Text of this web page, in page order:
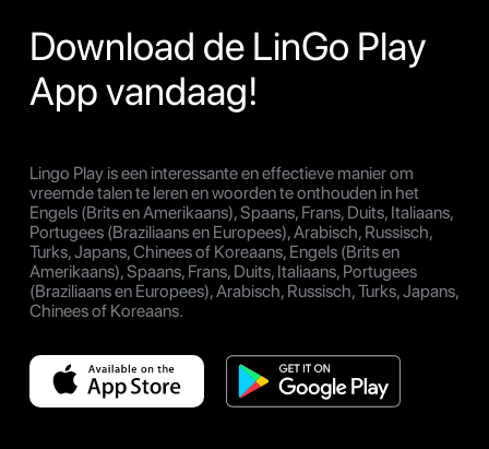
Download de LinGo Play
App vandaag!
Lingo Play is een interessante en effectieve manier om
vreemde talen te leren en woorden te onthouden in het
Engels (Brits en Amerikaans), Spaans, Frans, Duits, Italiaans,
Portugees (Braziliaans en Europees), Arabisch, Russisch,
Turks, Japans, Chinees of Koreaans, Engels (Brits en
Amerikaans), Spaans, Frans, Duits, Italiaans, Portugees
(Braziliaans en Europees), Arabisch, Russisch, Turks, Japans,
Chinees of Koreaans.